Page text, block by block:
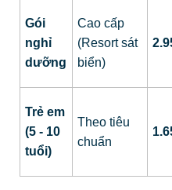
Gói
nghỉ
dưỡng
Cao cấp
(Resort sát
biển)
Trẻ em
(5 - 10
tuổi)
Theo tiêu
chuẩn